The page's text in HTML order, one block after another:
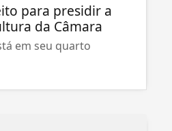
para presidir a
da Câmara
em seu quarto